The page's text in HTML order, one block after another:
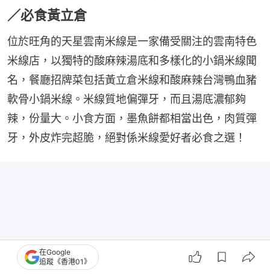
／必食黃立倉
位於旺角的天星雲南米線是一家備受關注的雲南特色
米線店，以獨特的酸麻辣湯底和多樣化的小鍋米線聞
名，餐廳招牌菜包括黃立倉米線和酸麻辣台灣鴨血豬
軟骨小鍋米線。米線質地偏彈牙，而且湯底濃郁夠
辣，份量大。小食方面，墨魚餅都相當出色，肉質彈
牙，外皮炸完超脆，絕對係米線愛好者必食之選！
在Google
追蹤《香港01》